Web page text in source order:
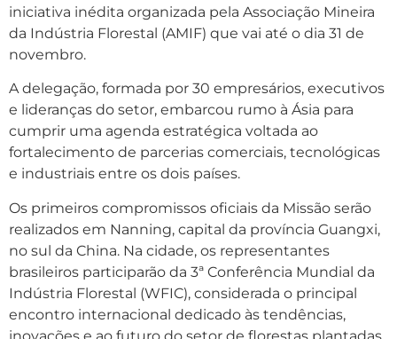
iniciativa inédita organizada pela Associação Mineira
da Indústria Florestal (AMIF) que vai até o dia 31 de
novembro.
A delegação, formada por 30 empresários, executivos
e lideranças do setor, embarcou rumo à Ásia para
cumprir uma agenda estratégica voltada ao
fortalecimento de parcerias comerciais, tecnológicas
e industriais entre os dois países.
Os primeiros compromissos oficiais da Missão serão
realizados em Nanning, capital da província Guangxi,
no sul da China. Na cidade, os representantes
brasileiros participarão da 3ª Conferência Mundial da
Indústria Florestal (WFIC), considerada o principal
encontro internacional dedicado às tendências,
inovações e ao futuro do setor de florestas plantadas.